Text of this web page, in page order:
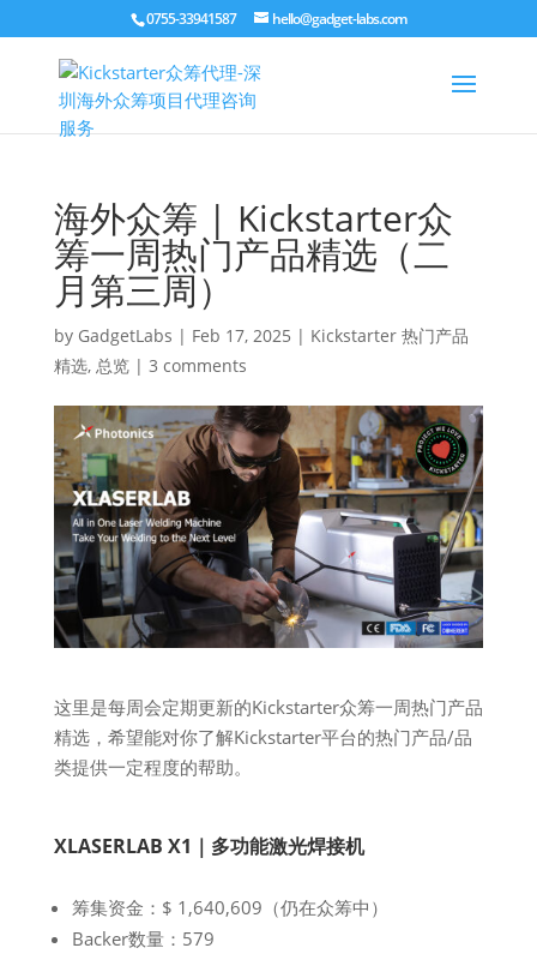
0755-33941587 hello@gadget-labs.com
海外众筹 | Kickstarter众
筹一周热门产品精选（二
月第三周）
by GadgetLabs | Feb 17, 2025 | Kickstarter 热门产品
精选, 总览| 3 comments
这里是每周会定期更新的Kickstarter众筹一周热门产品
精选，希望能对你了解Kickstarter平台的热门产品/品
类提供一定程度的帮助。
XLASERLAB X1｜多功能激光焊接机
筹集资金：$ 1,640,609（仍在众筹中）
Backer数量：579